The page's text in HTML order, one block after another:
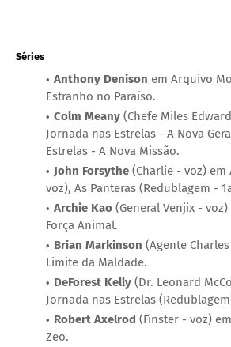
Séries
Anthony Denison em Arquivo
Estranho no Paraíso.
Colm Meany(Chefe Miles
Jornada nas Estrelas - A Nova
Estrelas - A Nova Missão.
John Forsythe (Charlie - voz) em
voz), As Panteras (Redublagem -
Archie Kao (General Venjix -
Força Animal.
Brian Markinson (Agente
Limite da Maldade.
DeForest Kelly(Dr. Leonard
Jornada nas Estrelas
Robert Axelrod (Finster - voz)
Zeo.